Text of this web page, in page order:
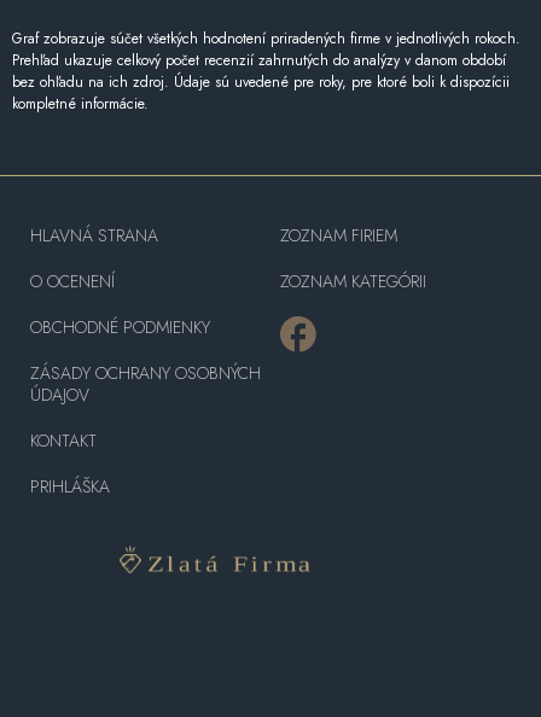
Graf zobrazuje súčet všetkých hodnotení priradených firme v jednotlivých rokoch.
Prehľad ukazuje celkový počet recenzií zahrnutých do analýzy v danom období
bez ohľadu na ich zdroj. Údaje sú uvedené pre roky, pre ktoré boli k dispozícii
kompletné informácie.
HLAVNÁ STRANA
O OCENENÍ
OBCHODNÉ PODMIENKY
ZÁSADY OCHRANY OSOBNÝCH
ÚDAJOV
KONTAKT
PRIHLÁŠKA
ZOZNAM FIRIEM
ZOZNAM KATEGÓRII